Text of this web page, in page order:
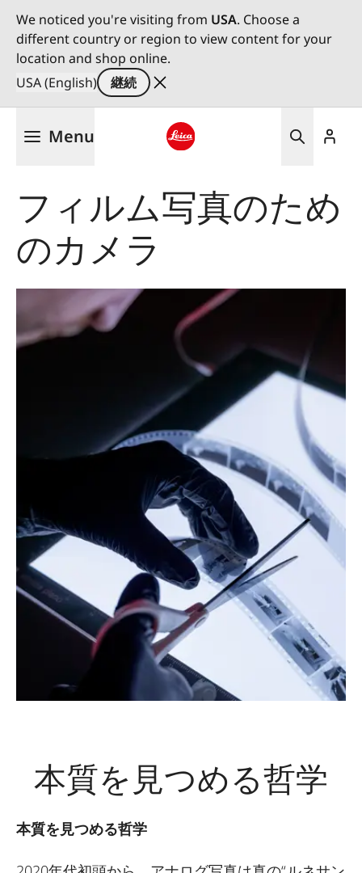
We noticed you're visiting from USA. Choose a
different country or region to view content for your
location and shop online.
USA (English)
継続
Menu
フィルム写真のため
のカメラ
本質を見つめる哲学
本質を見つめる哲学